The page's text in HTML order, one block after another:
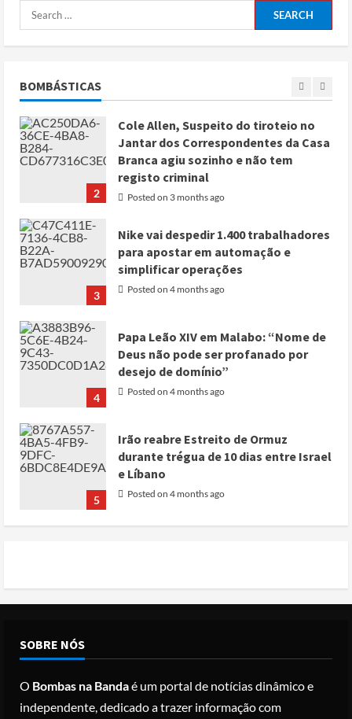
BOMBÁSTICAS
1
2
Cole Allen, Suspeito do tiroteio no
Jantar dos Correspondentes da Casa
Branca agiu sozinho e não tem
registo criminal
Posted on 3 months ago
3
Nike vai despedir 1.400 trabalhadores
para apostar em automação e
simplificar operações
Posted on 4 months ago
4
Papa Leão XIV em Malabo: “Nome de
Deus não pode ser profanado por
desejo de domínio”
Posted on 4 months ago
5
Irão reabre Estreito de Ormuz
durante trégua de 10 dias entre Israel
e Líbano
Posted on 4 months ago
1
Posted on 3 months ago
2
registo criminal
Posted on 3 months ago
SOBRE NÓS
O Bombas na Bandaé um portal de notícias dinâmico e
independente, dedicado a trazer informação com